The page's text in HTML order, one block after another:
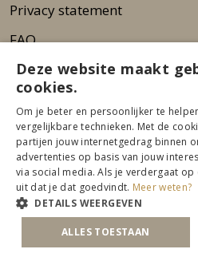
Privacy statement
FAQ
Wie zijn wij?
Nieuwsbrief
Pers
© 2026 Beurs
Deze website maakt
cookies.
Om je beter en persoonlijker te
vergelijkbare technieken. Met de
partijen jouw internetgedrag binnen
advertenties op basis van jouw
via social media. Als je verdergaat op
uit dat je dat goedvindt. Meer weten?
DETAILS WEERGEVEN
ALLES TOESTAAN